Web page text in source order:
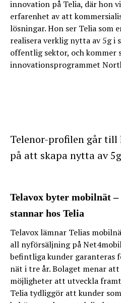
innovation på Telia, där hon
erfarenhet av att
lösningar. Hon ser Telia som
realisera verklig nytta av 5g i
offentlig sektor, och kommer
innovationsprogrammet
Telenor-profilen går till
på att skapa nytta av
Telavox byter mobilnät
stannar hos Telia
Telavox lämnar Telias
all nyförsäljning på
befintliga kunder
nät i tre år. Bolaget menar
möjligheter att utveckla
Telia tydliggör att kunder